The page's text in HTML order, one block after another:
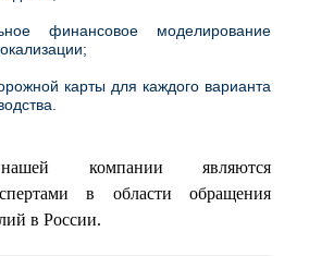
финансовое моделирование
карты для каждого варианта
компании являются
в области обращения
в России.